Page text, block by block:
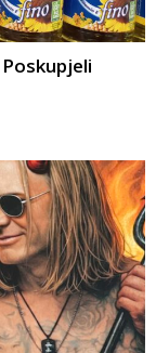
Poskupjeli